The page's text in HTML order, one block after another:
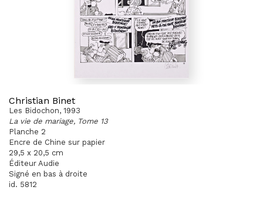
Christian Binet
Les Bidochon, 1993
La vie de mariage, Tome 13
Planche 2
Encre de Chine sur papier
29,5 x 20,5 cm
Éditeur Audie
Signé en bas à droite
id. 5812